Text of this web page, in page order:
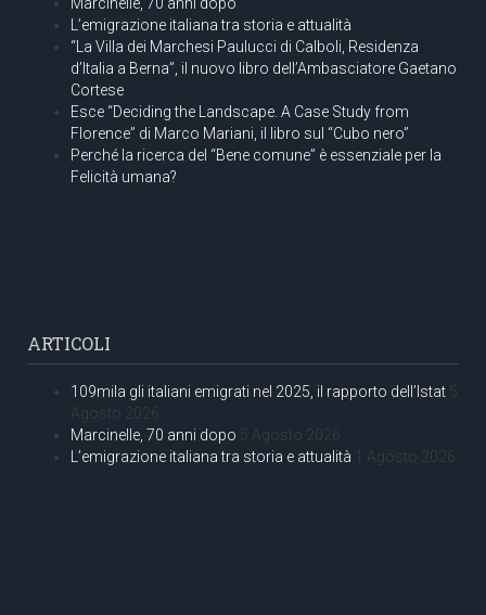
L’emigrazione italiana tra storia e attualità
“La Villa dei Marchesi Paulucci di Calboli, Residenza
d’Italia a Berna”, il nuovo libro dell’Ambasciatore Gaetano
Cortese
Esce “Deciding the Landscape. A Case Study from
Florence” di Marco Mariani, il libro sul “Cubo nero”
Perché la ricerca del “Bene comune” è essenziale per la
Felicità umana?
ARTICOLI
109mila gli italiani emigrati nel 2025, il rapporto dell’Istat 5
Agosto 2026
Marcinelle, 70 anni dopo 5 Agosto 2026
L’emigrazione italiana tra storia e attualità 1 Agosto 2026